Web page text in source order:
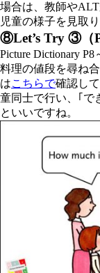
場合は、教師や
児童の様子を見取
⑧Let’s Try ③（
Picture Dictionary
料理の値段を尋ね合
はこちらで確認し
童同士で行い、｢で
といいですね。